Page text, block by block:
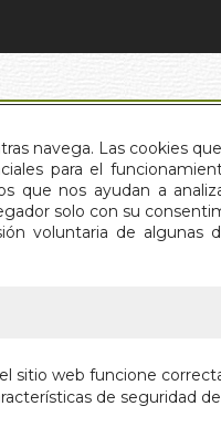
navega. Las cookies
para el
que nos ayudan a
solo con su
voluntaria de algunas
sitio web funcione
de seguridad
SOMOS
BUSCA
VV.AA.